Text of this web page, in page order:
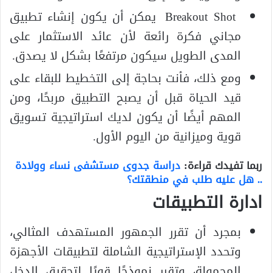
Breakout Shot يمكن أن يكون إنشاء تطبيق
مجاني فكرة رائعة لأن عائد الاستثمار على
المدى الطويل سيكون مرتفعًا بشكل لا يصدق.
ومع ذلك، فأنت بحاجة إلى التخطيط للبقاء على
قيد الحياة قبل أن يصبح التطبيق مربحًا، ومن
المهم أيضًا أن يكون لديك استراتيجية تسويق
قوية وميزانية من اليوم الأول.
ربما تفيدك قراءة: دراسة جدوى مستشفى نساء وولادة
.. هل عليه طلب في منطقتك؟
ادارة التطبيقات
بمجرد أن تقرر الجمهور المستهدف المثالي،
وتحدد الإستراتيجية الشاملة لتطبيقات الأجهزة